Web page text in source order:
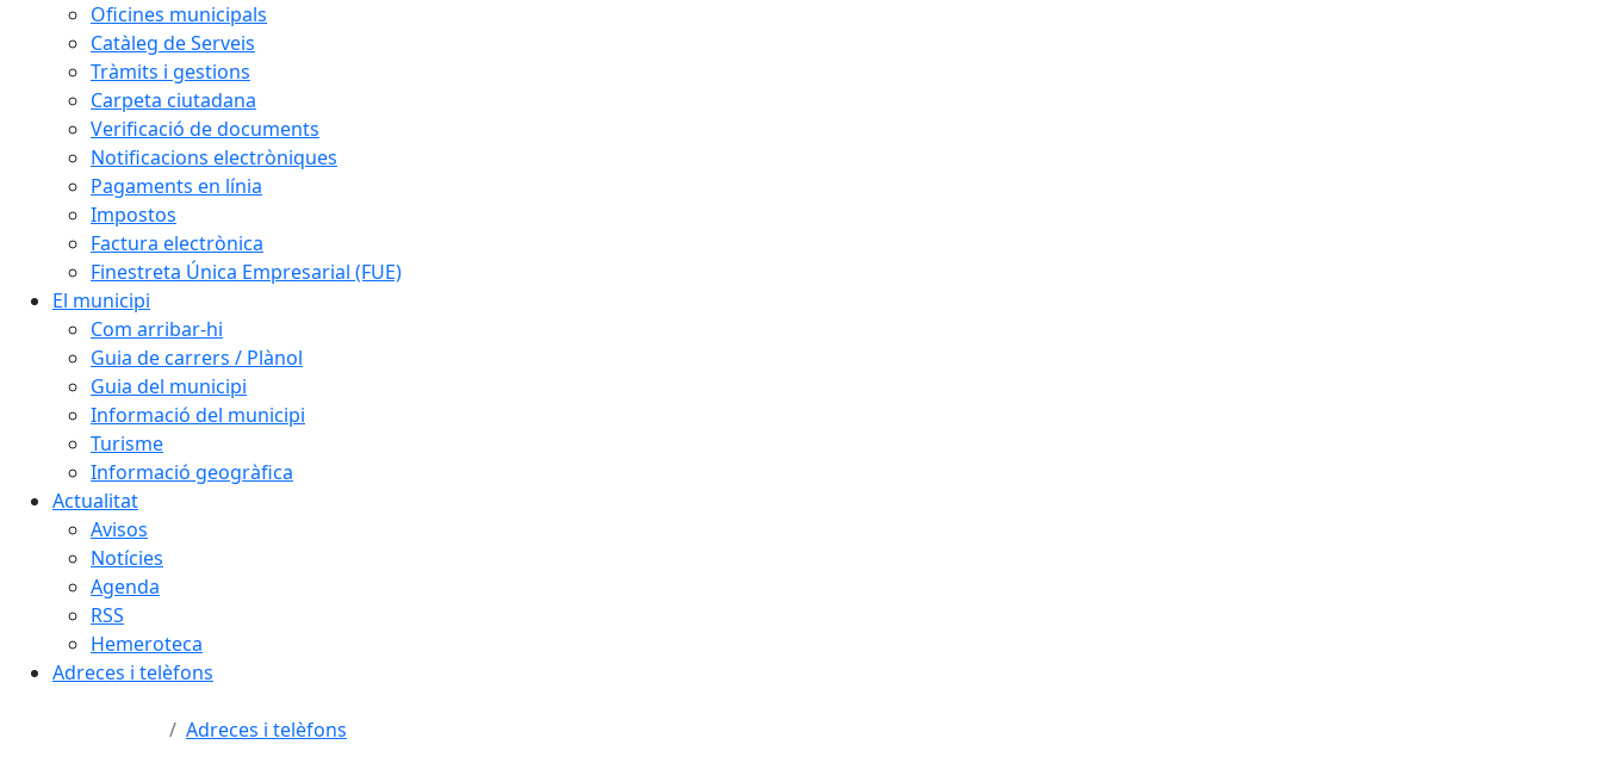
Oficines municipals
Catàleg de Serveis
Tràmits i gestions
Carpeta ciutadana
Verificació de documents
Notificacions electròniques
Pagaments en línia
Impostos
Factura electrònica
Finestreta Única Empresarial (FUE)
El municipi
Com arribar-hi
Guia de carrers / Plànol
Guia del municipi
Informació del municipi
Turisme
Informació geogràfica
Actualitat
Avisos
Notícies
Agenda
RSS
Hemeroteca
Adreces i telèfons
Adreces i telèfons